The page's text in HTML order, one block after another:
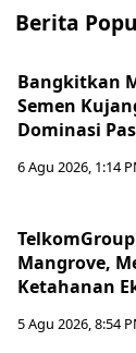
Berita
Bangkitkan
Semen
Dominasi
6 Agu 2026, 1:14
Mangrove,
Ketahanan
5 Agu 2026, 8:54